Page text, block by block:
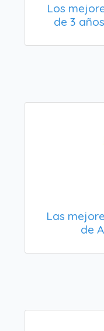
Los
de 3
Las
de